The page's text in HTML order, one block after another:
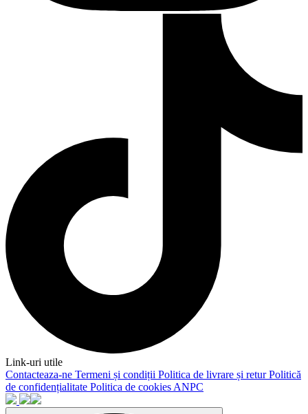
Link-uri utile
Contacteaza-ne Termeni și condiții Politica de livrare și returPolitică
de confidențialitate Politica de cookies ANPC